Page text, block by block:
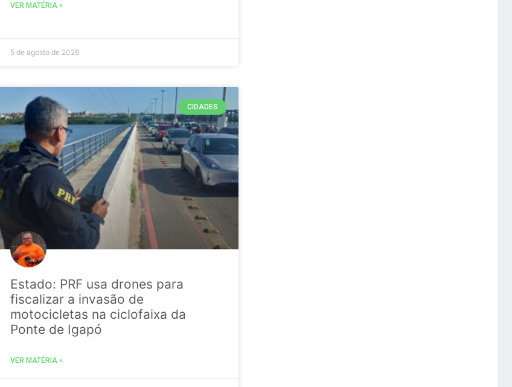
VER MATÉRIA »
5 de agosto de 2026
CIDADES
Estado: PRF usa drones para
fiscalizar a invasão de
motocicletas na ciclofaixa da
Ponte de Igapó
VER MATÉRIA »